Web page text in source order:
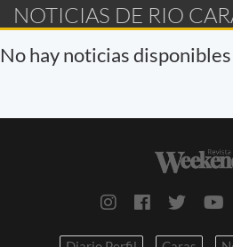
NOTICIAS DE RIO
No hay noticias